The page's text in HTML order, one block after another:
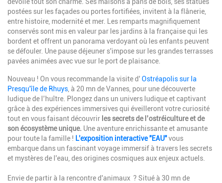
postées sur les façades ou portes fortifiées, invitent à la flânerie,
entre histoire, modernité et mer. Les remparts magnifiquement
conservés sont mis en valeur par les jardins à la française qui les
bordent et offrent un panorama verdoyant où les enfants peuvent
se défouler. Une pause déjeuner s'impose sur les grandes terrasses
pavées animées avec vue sur le port de plaisance.
Nouveau ! On vous recommande la visite d'Ostréapolis sur la
Presqu'île de Rhuys , à 20 mn de Vannes, pour une découverte
ludique de l’huître. Plongez dans un univers ludique et captivant
grâce à des expériences immersives qui éveilleront votre curiosité
tout en vous faisant découvrir les secrets de l’ostréiculture et de
son écosystème unique. Une aventure enrichissante et amusante
pour toute la famille ! L'exposition interactive "EAU"vous
embarque dans un fascinant voyage immersif à travers les secrets
et mystères de l'eau, des origines cosmiques aux enjeux actuels.
Envie de partir à la rencontre d'animaux ? Situé à 30 mn de